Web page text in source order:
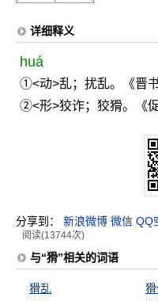
详细释义
huá
①<动>乱；扰乱。《晋
②<形>狡诈；狡猾。《
分享到： 新浪微博 微信 QQ
阅读(13744次)
与“猾”相关的词语
猾乱